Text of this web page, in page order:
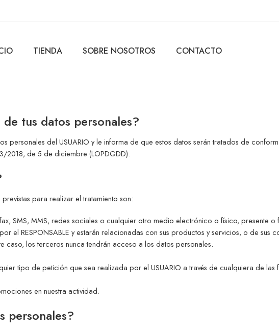
TIENDA SOBRE NOSOTROS CONTACTO
tus datos personales?
personales del USUARIO y le informa de que estos datos serán tratados de
2018, de 5 de diciembre (LOPDGDD).
para realizar el tratamiento son:
SMS, MMS, redes sociales o cualquier otro medio electrónico o físico, presente o
el RESPONSABLE y estarán relacionadas con sus productos y servicios, o de
los terceros nunca tendrán acceso a los datos personales.
tipo de petición que sea realizada por el USUARIO a través de cualquiera de
en nuestra actividad.
personales?